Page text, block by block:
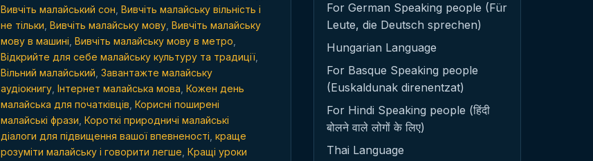
Вивчіть малайський сон Вивчіть малайську вільність і
не тільки Вивчіть малайську мову Вивчіть малайську
мову в машині Вивчіть малайську мову в метро
Відкрийте для себе малайську культуру та традиції
Вільний малайський Завантажте малайську
аудіокнигу Інтернет малайська мова Кожен день
малайська для початківців Корисні поширені
малайські фрази Короткі природничі малайські
діалоги для підвищення вашої впевненості краще
розуміти малайську і говорити легше Кращі уроки
For German Speaking people (Für
Leute, die Deutsch sprechen)
Hungarian Language
For Basque Speaking people
(Euskaldunak direnentzat)
For Hindi Speaking people (हिंदी
बोलने वाले लोगों के लिए)
Thai Language